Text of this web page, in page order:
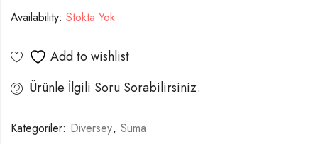
Availability: Stokta Yok
Add to wishlist
Ürünle İlgili Soru Sorabilirsiniz.
Kategoriler: Diversey, Suma